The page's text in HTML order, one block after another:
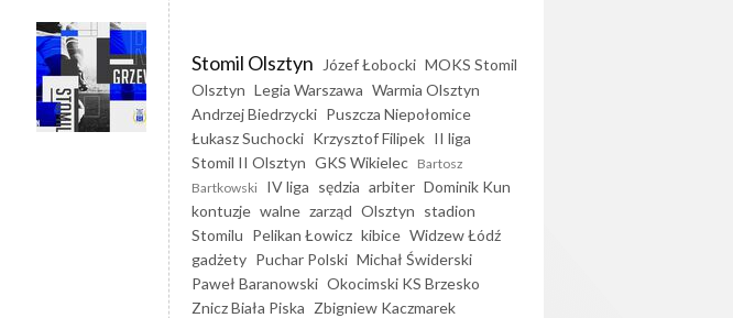
Stomil Olsztyn Józef Łobocki MOKS Stomil
Olsztyn Legia Warszawa Warmia Olsztyn
Andrzej Biedrzycki Puszcza Niepołomice
Łukasz Suchocki Krzysztof Filipek II liga
Stomil II Olsztyn GKS Wikielec Bartosz
Bartkowski IV liga sędzia arbiter Dominik Kun
kontuzje walne zarząd Olsztyn stadion
Stomilu Pelikan Łowicz kibice Widzew Łódź
gadżety Puchar Polski Michał Świderski
Paweł Baranowski Okocimski KS Brzesko
Znicz Biała Piska Zbigniew Kaczmarek